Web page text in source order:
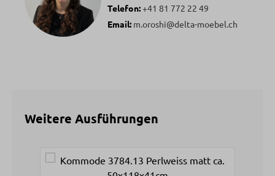
Telefon:+41 81 772 22 49
Email: m.oroshi@delta-moebel.ch
Weitere Ausführungen
Produktgalerie überspringen